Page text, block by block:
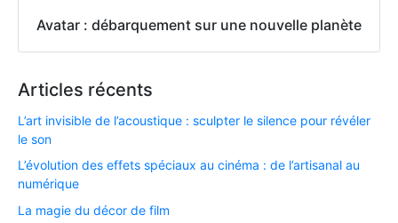
Avatar : débarquement sur une nouvelle planète
Articles récents
L’art invisible de l’acoustique : sculpter le silence pour révéler
le son
L’évolution des effets spéciaux au cinéma : de l’artisanal au
numérique
La magie du décor de film